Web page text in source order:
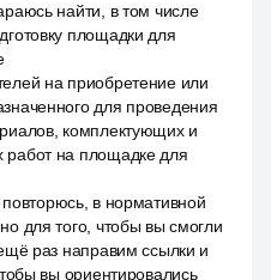
найти, в том числе
площадки для
на приобретение или
для проведения
комплектующих и
работ на площадке для
в нормативной
для того, чтобы вы смогли
раз направим ссылки и
вы ориентировались